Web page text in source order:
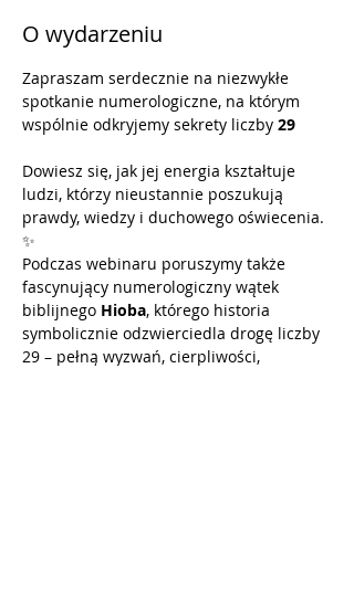
O wydarzeniu
Zapraszam serdecznie na niezwykłe
spotkanie numerologiczne, na którym
wspólnie odkryjemy sekrety liczby 29
Dowiesz się, jak jej energia kształtuje
ludzi, którzy nieustannie poszukują
prawdy, wiedzy i duchowego oświecenia.
✨
Podczas webinaru poruszymy także
fascynujący numerologiczny wątek
biblijnego Hioba, którego historia
symbolicznie odzwierciedla drogę liczby
29 – pełną wyzwań, cierpliwości,